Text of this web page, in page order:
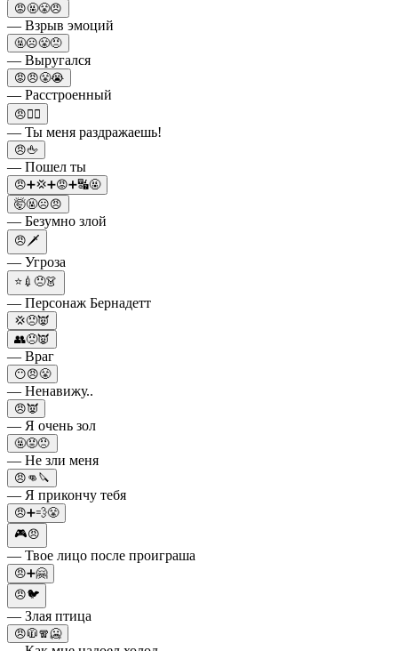
😡🤬😤😠
— Взрыв эмоций
🤬☹️😤😠
— Выругался
😡😠😤😭
— Расстроенный
😠🤦‍♂️
— Ты меня раздражаешь!
😠🖕
— Пошел ты
😠➕💢➕😡➕🔣🤬
🤯🤬☹😠
— Безумно злой
😠🗡️
— Угроза
⭐💉😠👗
— Персонаж Бернадетт
💢😠👿
👥😠👿
— Враг
😶😠😤
— Ненавижу..
😠👿
— Я очень зол
🤬😡😠
— Не зли меня
😠👊🔪
— Я прикончу тебя
😠➕💨😤
🎮😠
— Твое лицо после проиграша
😠➕🤗
😠🐦
— Злая птица
😠🧥🧣🥶